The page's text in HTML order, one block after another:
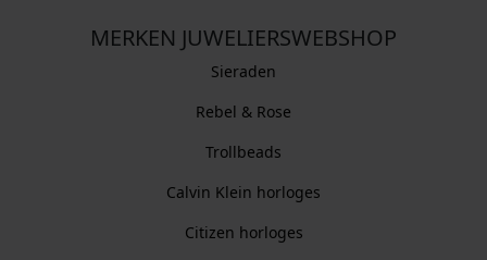
MERKEN JUWELIERSWEBSHOP
Sieraden
Rebel & Rose
Trollbeads
Calvin Klein horloges
Citizen horloges